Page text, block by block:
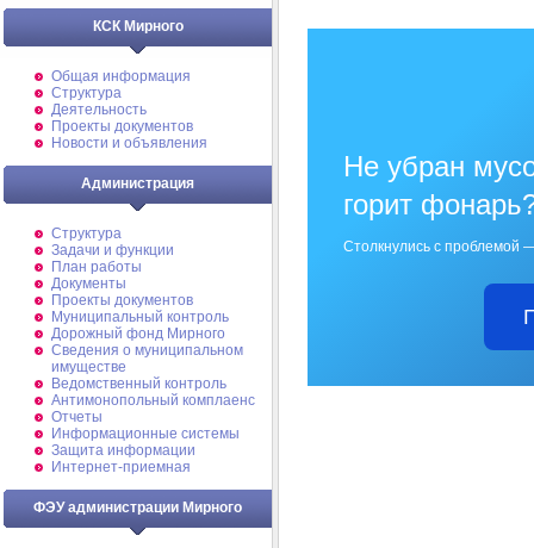
КСК Мирного
Общая информация
Структура
Деятельность
Проекты документов
Новости и объявления
Администрация
Структура
Задачи и функции
План работы
Документы
Проекты документов
Муниципальный контроль
Дорожный фонд Мирного
Cведения о муниципальном
имуществе
Ведомственный контроль
Антимонопольный комплаенс
Отчеты
Информационные системы
Защита информации
Интернет-приемная
ФЭУ администрации Мирного
Не убран
горит
Столкнулись с проблемой